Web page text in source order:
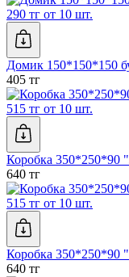
290 тг от 10 шт.
Домик 150*150*150
405 тг
515 тг от 10 шт.
Коробка 350*250*90
640 тг
515 тг от 10 шт.
Коробка 350*250*90
640 тг